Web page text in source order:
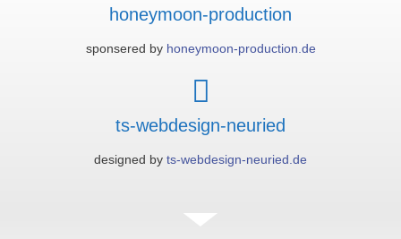
honeymoon-production
sponsered by honeymoon-production.de
ts-webdesign-neuried
designed by ts-webdesign-neuried.de